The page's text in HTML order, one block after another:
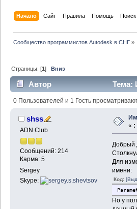
Начало Сайт Правила Помощь Поиск
Сообщество программистов Autodesk в СНГ »
Страницы: [1]Вниз
Автор Тема:
0 Пользователей и 1 Гость
shss
ADN Club
Сообщений: 214
Карма: 5
Sergey
Skype:
« :
Добрый
Для
имени:
Код:
Но у